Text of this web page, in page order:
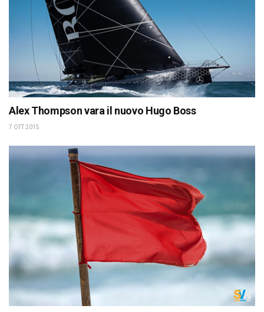
Alex Thompson vara il nuovo Hugo Boss
7 OTT 2015